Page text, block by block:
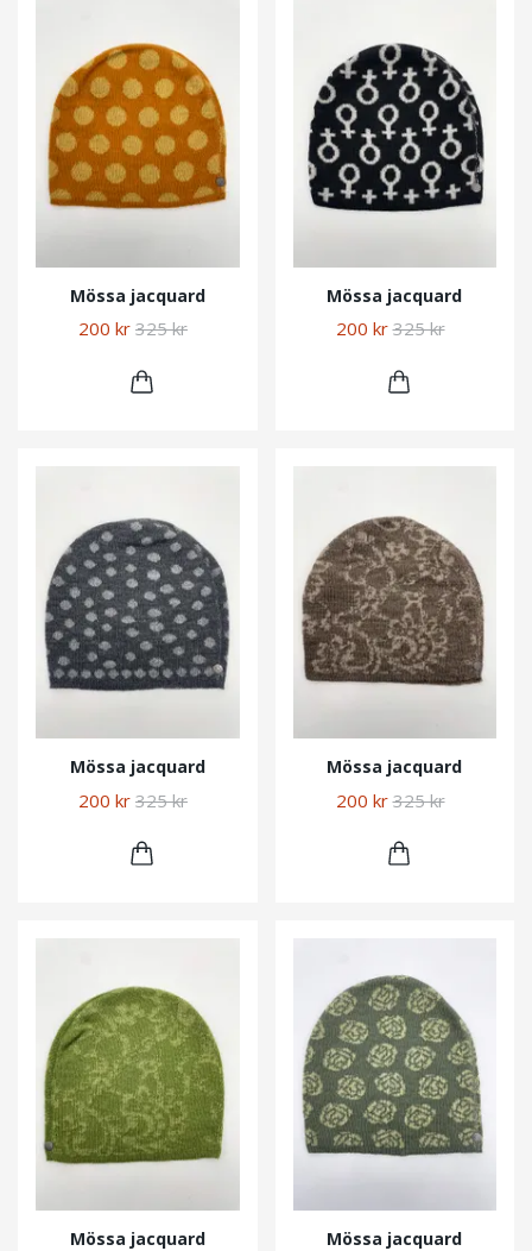
Mössa jacquard
200 kr 325 kr
Mössa jacquard
200 kr 325 kr
Mössa jacquard
200 kr 325 kr
Mössa jacquard
200 kr 325 kr
Mössa jacquard Mössa jacquard